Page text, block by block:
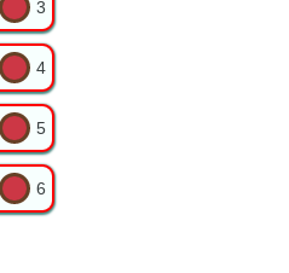
3
4
5
6